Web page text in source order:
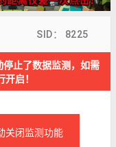
SID： 8225
止了数据监测，如需
启！
关闭监测功能